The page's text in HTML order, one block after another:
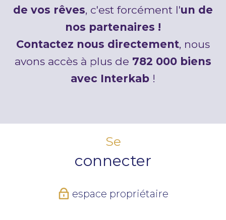
de vos rêves, c'est forcément l'un de
nos partenaires !
Contactez nous directement, nous
avons accès à plus de 782 000 biens
avec Interkab !
Se
connecter
espace propriétaire